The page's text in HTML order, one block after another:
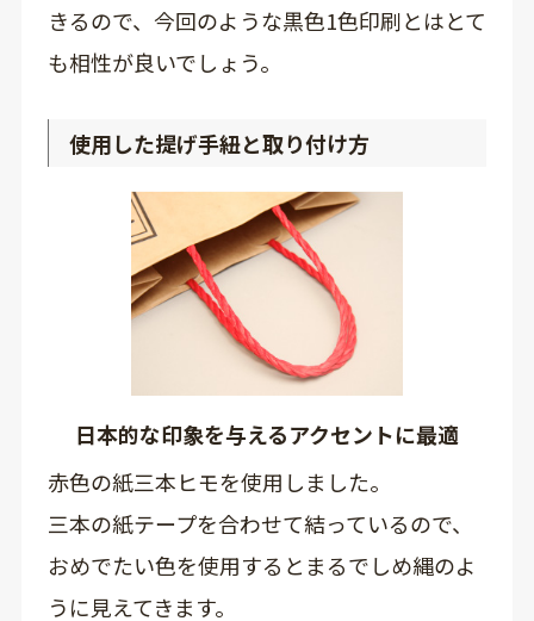
きるので、今回のような黒色1色印刷とはとて
も相性が良いでしょう。
使用した提げ手紐と取り付け方
日本的な印象を与えるアクセントに最適
赤色の紙三本ヒモを使用しました。
三本の紙テープを合わせて結っているので、
おめでたい色を使用するとまるでしめ縄のよ
うに見えてきます。